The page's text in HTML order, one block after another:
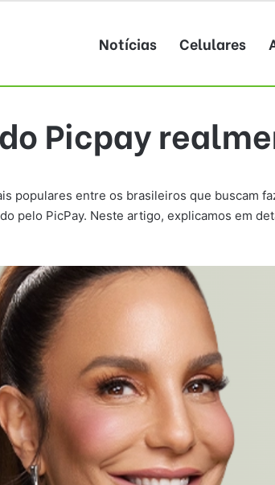
Notícias Celulares
Picpay
populares entre os brasileiros que buscam
pelo PicPay. Neste artigo, explicamos em